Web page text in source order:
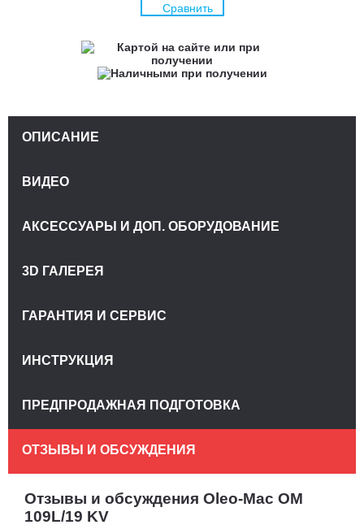
Сравнить
Отзывы и обсуждения Oleo-Mac OM
109L/19 KV
ОПИСАНИЕ
ВИДЕО
АКСЕССУАРЫ И ДОП. ОБОРУДОВАНИЕ
3D ГАЛЕРЕЯ
ГАРАНТИЯ И СЕРВИС
ИНСТРУКЦИЯ
ПРЕДПРОДАЖНАЯ ПОДГОТОВКА
ОТЗЫВЫ И ОБСУЖДЕНИЯ